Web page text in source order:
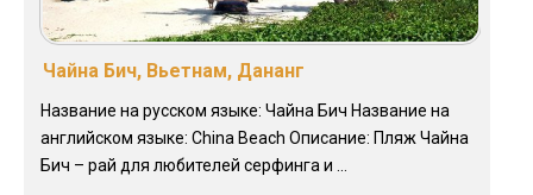
Чайна Бич, Вьетнам, Дананг
Название на русском языке: Чайна Бич Название на
английском языке: China Beach Описание: Пляж Чайна
Бич – рай для любителей серфинга и ...